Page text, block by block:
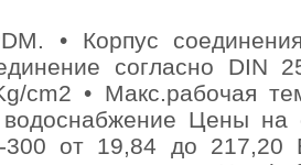
• Кoрпус
согласно DIN
cm2 • Макс.рабочая
Цены на
300 от 19,84 до 217,20